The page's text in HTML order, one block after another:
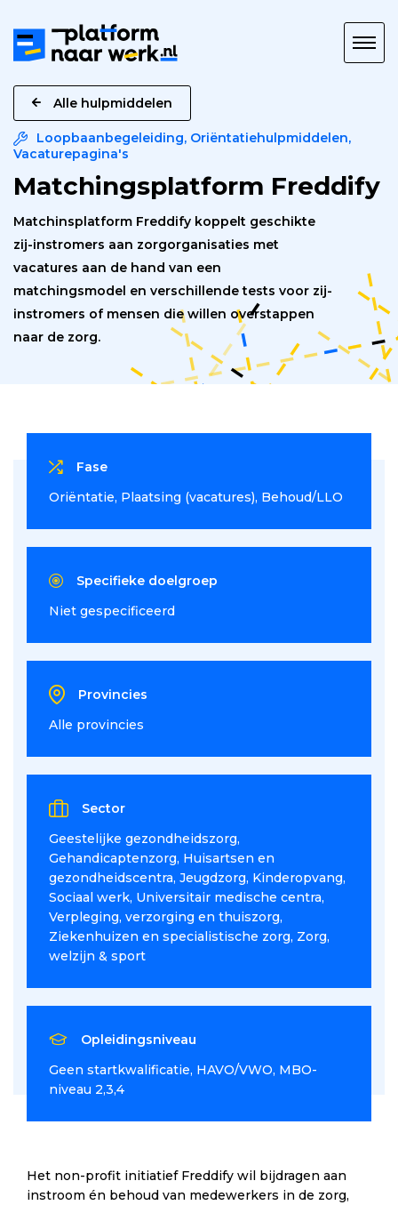
naar
Werk
Alle hulpmiddelen
Loopbaanbegeleiding, Oriëntatiehulpmiddelen,
Vacaturepagina's
Matchingsplatform Freddify
Matchinsplatform Freddify koppelt geschikte
zij-instromers aan zorgorganisaties met
vacatures aan de hand van een
matchingsmodel en verschillende tests voor zij-
instromers of mensen die willen overstappen
naar de zorg.
Het non-profit initiatief Freddify wil bijdragen aan
instroom én behoud van medewerkers in de zorg,
Fase
Oriëntatie Plaatsing (vacatures) Behoud/LLO
Specifieke doelgroep
Niet gespecificeerd
Provincies
Alle provincies
Sector
Geestelijke gezondheidszorg
Gehandicaptenzorg Huisartsen en
gezondheidscentra Jeugdzorg Kinderopvang
Sociaal werk Universitair medische centra
Verpleging, verzorging en thuiszorg
Ziekenhuizen en specialistische zorg Zorg,
welzijn & sport
Opleidingsniveau
Geen startkwalificatie HAVO/VWO MBO-
niveau 2,3,4